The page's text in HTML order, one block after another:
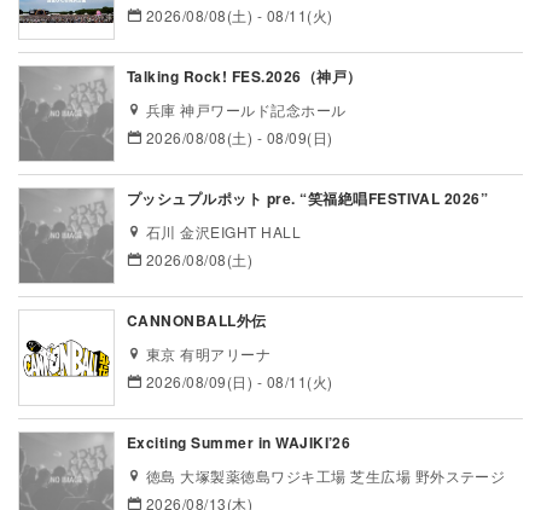
2026/08/08(土) - 08/11(火)
Talking Rock! FES.2026（神戸）
兵庫 神戸ワールド記念ホール
2026/08/08(土) - 08/09(日)
プッシュプルポット pre. “笑福絶唱FESTIVAL 2026”
石川 金沢EIGHT HALL
2026/08/08(土)
CANNONBALL外伝
東京 有明アリーナ
2026/08/09(日) - 08/11(火)
Exciting Summer in WAJIKI’26
徳島 大塚製薬徳島ワジキ工場 芝生広場 野外ステージ
2026/08/13(木)